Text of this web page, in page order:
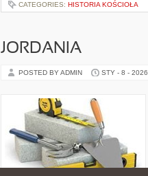
CATEGORIES: HISTORIA KOŚCIOŁA
JORDANIA
POSTED BY ADMIN STY - 8 - 2026